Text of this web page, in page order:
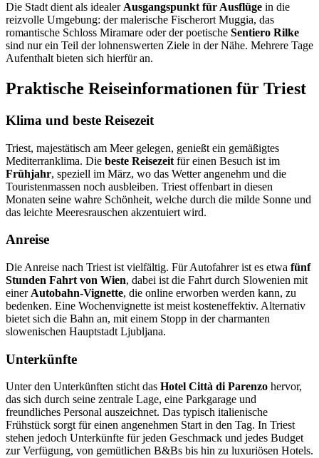
Die Stadt dient als idealer Ausgangspunkt für Ausflüge in die
reizvolle Umgebung: der malerische Fischerort Muggia, das
romantische Schloss Miramare oder der poetische Sentiero Rilke
sind nur ein Teil der lohnenswerten Ziele in der Nähe. Mehrere Tage
Aufenthalt bieten sich hierfür an.
Praktische Reiseinformationen für Triest
Klima und beste Reisezeit
Triest, majestätisch am Meer gelegen, genießt ein gemäßigtes
Mediterranklima. Die beste Reisezeit für einen Besuch ist im
Frühjahr, speziell im März, wo das Wetter angenehm und die
Touristenmassen noch ausbleiben. Triest offenbart in diesen
Monaten seine wahre Schönheit, welche durch die milde Sonne und
das leichte Meeresrauschen akzentuiert wird.
Anreise
Die Anreise nach Triest ist vielfältig. Für Autofahrer ist es etwa fünf
Stunden Fahrt von Wien, dabei ist die Fahrt durch Slowenien mit
einer Autobahn-Vignette, die online erworben werden kann, zu
bedenken. Eine Wochenvignette ist meist kosteneffektiv. Alternativ
bietet sich die Bahn an, mit einem Stopp in der charmanten
slowenischen Hauptstadt Ljubljana.
Unterkünfte
Unter den Unterkünften sticht das Hotel Città di Parenzo hervor,
das sich durch seine zentrale Lage, eine Parkgarage und
freundliches Personal auszeichnet. Das typisch italienische
Frühstück sorgt für einen angenehmen Start in den Tag. In Triest
stehen jedoch Unterkünfte für jeden Geschmack und jedes Budget
zur Verfügung, von gemütlichen B&Bs bis hin zu luxuriösen Hotels.